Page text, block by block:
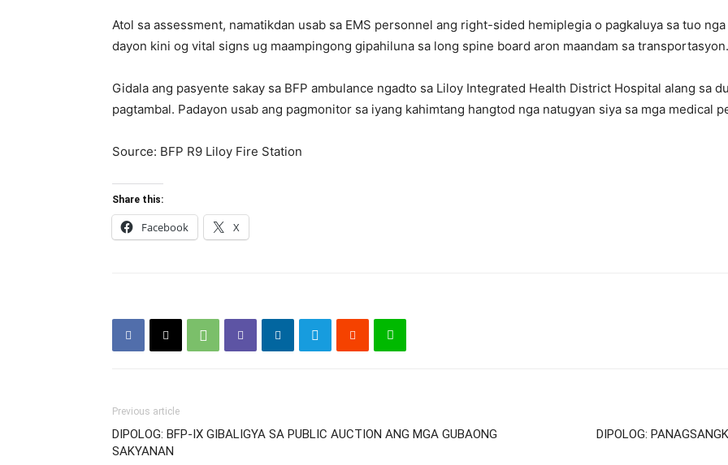
Atol sa assessment, namatikdan usab sa EMS personnel ang right-sided hemiplegia o pagkaluya sa tuo
dayon kini og vital signs ug maampingong gipahiluna sa long spine board aron maandam sa transportasyon.
Gidala ang pasyente sakay sa BFP ambulance ngadto sa Liloy Integrated Health District Hospital alang sa
pagtambal. Padayon usab ang pagmonitor sa iyang kahimtang hangtod nga natugyan siya sa mga medical
Source: BFP R9 Liloy Fire Station
Share this:
Facebook X
Previous article
DIPOLOG: BFP-IX GIBALIGYA SA PUBLIC AUCTION ANG MGA GUBAONG
SAKYANAN
DIPOLOG: